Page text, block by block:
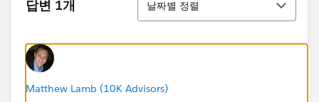
답변 1개 날짜별 정렬
Matthew Lamb (10K Advisors)